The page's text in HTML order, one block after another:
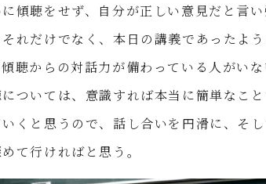
傾聴をせず、自分が正しい意見だと言
それだけでなく、本日の講義であったよ
聴からの対話力が備わっている人がいな
ついては、意識すれば本当に簡単なこ
いくと思うので、話し合いを円滑に、そ
て行ければと思う。